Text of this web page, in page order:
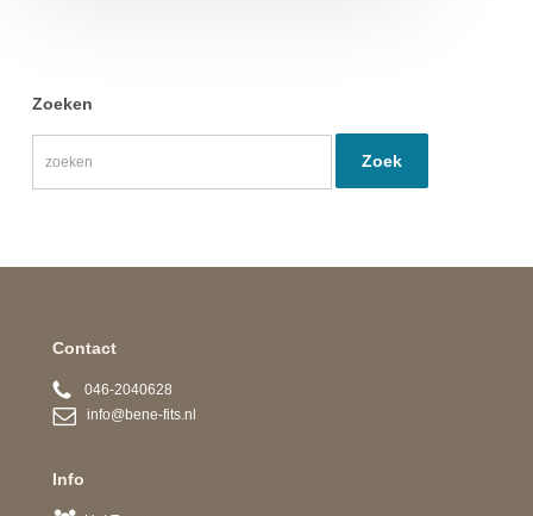
Zoeken
Contact
046-2040628
info@bene-fits.nl
Info